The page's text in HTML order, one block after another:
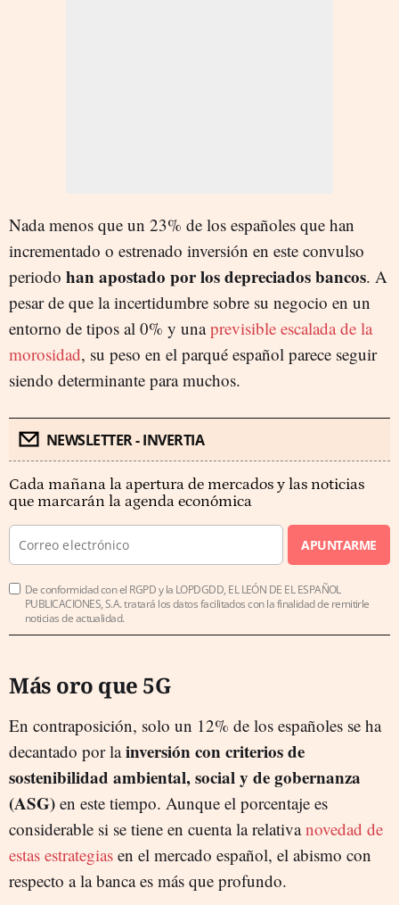
Nada menos que un 23% de los españoles que han
incrementado o estrenado inversión en este convulso
periodo han apostado por los depreciados bancos. A
pesar de que la incertidumbre sobre su negocio en un
entorno de tipos al 0% y unaprevisible escalada de la
morosidad, su peso en el parqué español parece seguir
siendo determinante para muchos.
NEWSLETTER - INVERTIA
Cada mañana la apertura de mercados y las noticias
que marcarán la agenda económica
APUNTARME
De conformidad con el RGPD y la LOPDGDD, EL LEÓN DE EL ESPAÑOL
PUBLICACIONES, S.A. tratará los datos facilitados con la finalidad de remitirle
noticias de actualidad.
Más oro que 5G
En contraposición, solo un 12% de los españoles se ha
decantado por lainversión con criterios de
sostenibilidad ambiental, social y de gobernanza
(ASG) en este tiempo. Aunque el porcentaje es
considerable si se tiene en cuenta la relativanovedad de
estas estrategias en el mercado español, el abismo con
respecto a la banca es más que profundo.